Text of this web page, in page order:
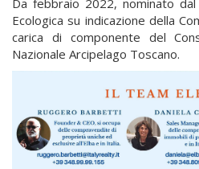
Ecologica su indicazione della
carica di componente del
Nazionale Arcipelago Toscano.